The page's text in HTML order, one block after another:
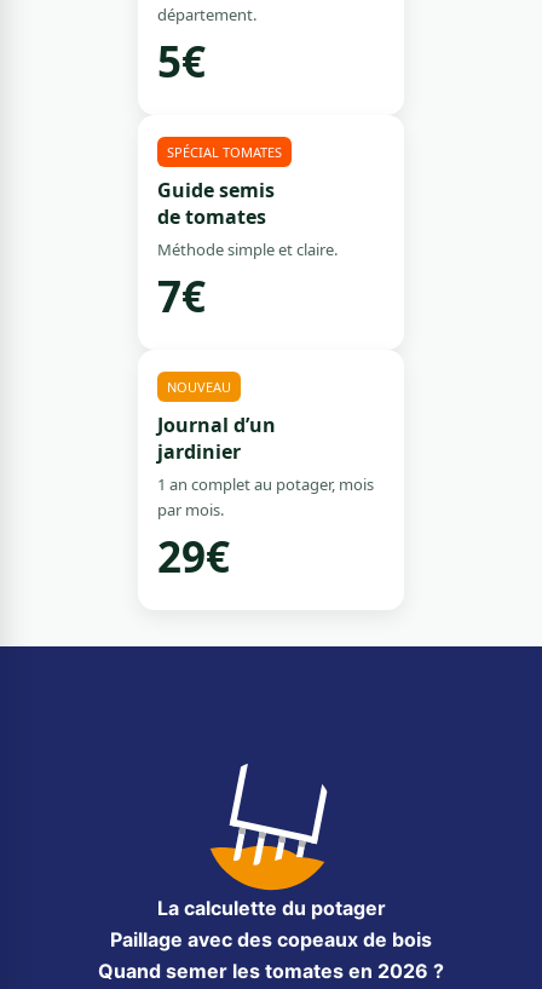
département.
5€
SPÉCIAL TOMATES
Guide semis
de tomates
Méthode simple et claire.
7€
NOUVEAU
Journal d’un
jardinier
1 an complet au potager, mois
par mois.
29€
La calculette du potager
Paillage avec des copeaux de bois
Quand semer les tomates en 2026 ?